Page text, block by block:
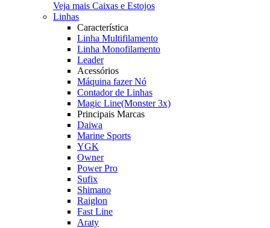
Veja mais Caixas e Estojos
Linhas
Característica
Linha Multifilamento
Linha Monofilamento
Leader
Acessórios
Máquina fazer Nó
Contador de Linhas
Magic Line(Monster 3x)
Principais Marcas
Daiwa
Marine Sports
YGK
Owner
Power Pro
Sufix
Shimano
Raiglon
Fast Line
Araty